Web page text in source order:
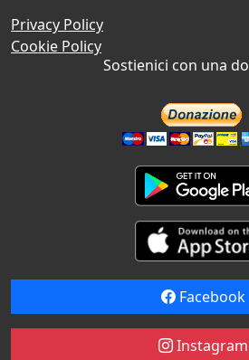
Privacy Policy
Cookie Policy
Sostienici con una
Facebook
Instagram